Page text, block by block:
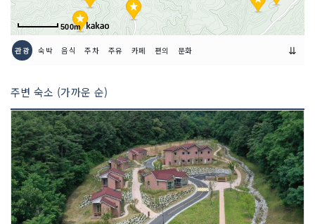
500m
관광 숙박 음식 주차 주유 카페 편의 문화 ⇊
주변 숙소 (가까운 순)